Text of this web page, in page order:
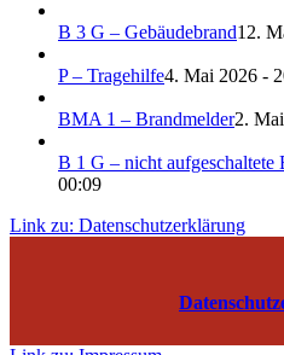
B 3 G – Gebäudebrand12.
P – Tragehilfe4. Mai 2026 -
BMA 1 – Brandmelder2.
B 1 G – nicht aufgeschaltete
00:09
Link zu: Datenschutzerklärung